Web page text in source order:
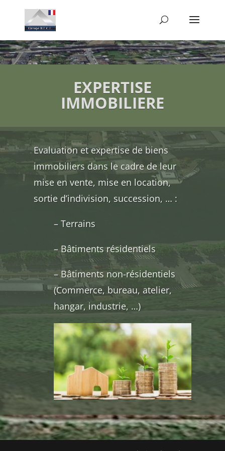
EXPERTISE
IMMOBILIERE
Evaluation et expertise de biens
immobiliers dans le cadre de leur
mise en vente, mise en location,
sortie d’indivision, succession, … :
– Terrains
– Bâtiments résidentiels
– Bâtiments non-résidentiels
(Commerce, bureau, atelier,
hangar, industrie, …)